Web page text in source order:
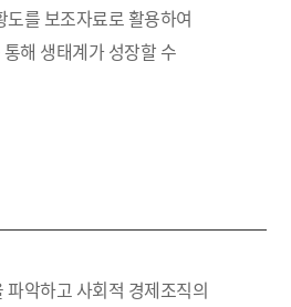
를 보조자료로 활용하여
해 생태계가 성장할 수
악하고 사회적 경제조직의